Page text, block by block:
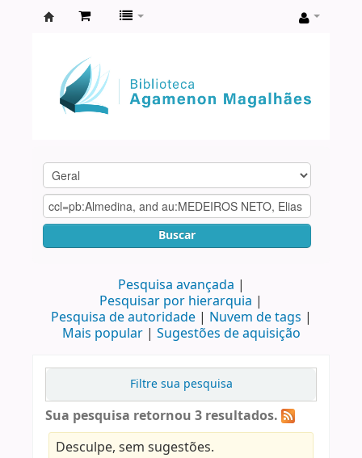
Agamenon
Magalhães
Buscar
Pesquisa avançada
Pesquisar por hierarquia
Pesquisa de autoridade
Nuvem de tags
Mais popular
Sugestões de aquisição
Filtre sua pesquisa
Sua pesquisa retornou 3 resultados.
Desculpe, sem sugestões.